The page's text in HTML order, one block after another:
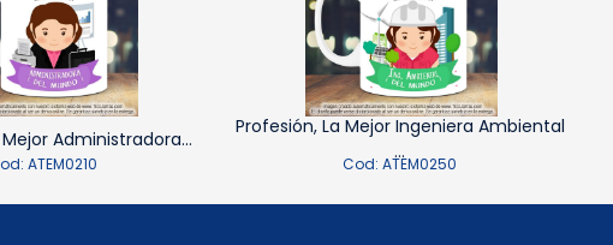
Administradora...
ATEM0210
Profesión, La Mejor Ingeniera Ambiental
...
Cod: ATEM0250